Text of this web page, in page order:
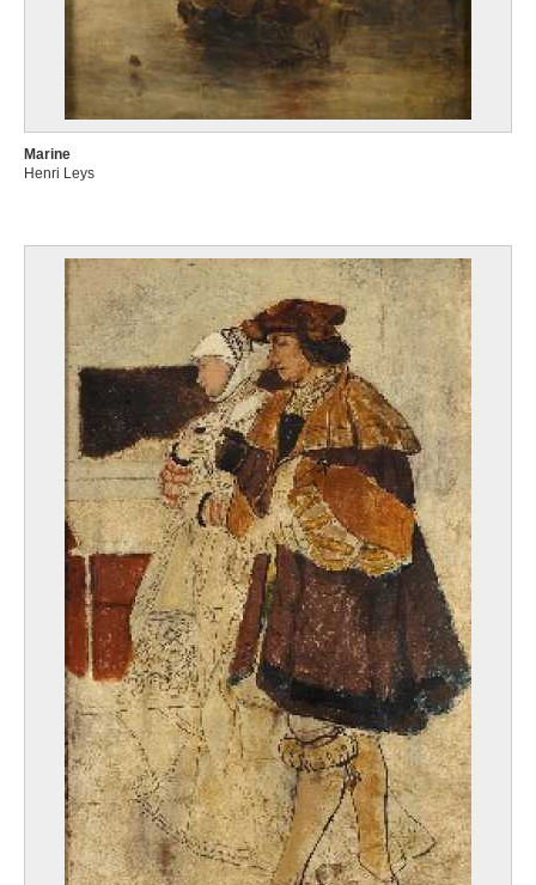
Marine
Henri Leys